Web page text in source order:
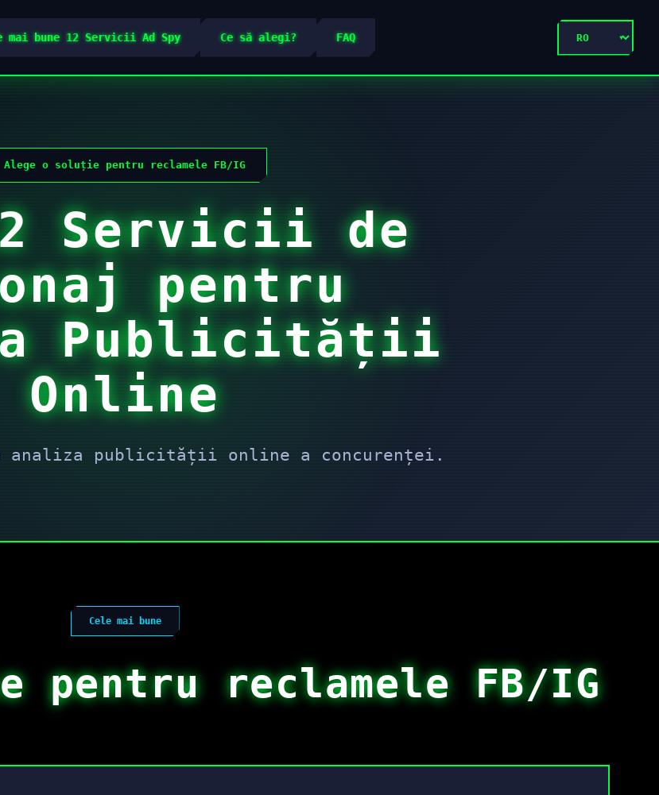
mai bune 12 Servicii Ad Spy Ce să alegi? FAQ
Alege o soluție pentru reclamele FB/IG
Servicii de
pentru
Publicității
Online
analiza publicității online a concurenței.
Cele mai bune
pentru reclamele FB/IG